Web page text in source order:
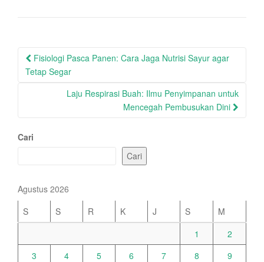
Post
navigation
Fisiologi Pasca Panen: Cara Jaga Nutrisi Sayur agar
Tetap Segar
Laju Respirasi Buah: Ilmu Penyimpanan untuk
Mencegah Pembusukan Dini
Cari
Cari
Agustus 2026
S
S R K J S
M
1
2
3
4 5 6 7 8
9